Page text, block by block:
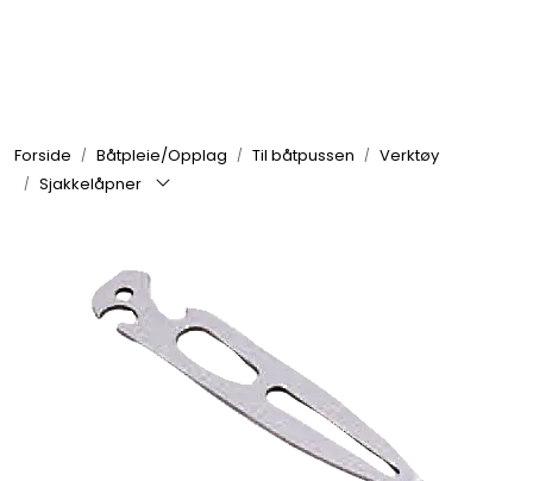
Forside Båtpleie/Opplag Til båtpussen
Verktøy
Sjakkelåpner
Elektrisk
Komfort